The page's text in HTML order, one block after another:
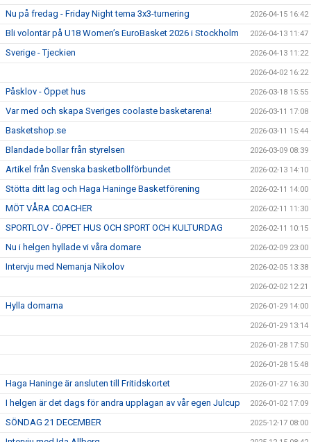
Nu på fredag - Friday Night tema 3x3-turnering 2026-04-15 16:42
Bli volontär på U18 Women’s EuroBasket 2026 i Stockholm 2026-04-13 11:47
Sverige - Tjeckien 2026-04-13 11:22
2026-04-02 16:22
Påsklov - Öppet hus 2026-03-18 15:55
Var med och skapa Sveriges coolaste basketarena! 2026-03-11 17:08
Basketshop.se 2026-03-11 15:44
Blandade bollar från styrelsen 2026-03-09 08:39
Artikel från Svenska basketbollförbundet 2026-02-13 14:10
Stötta ditt lag och Haga Haninge Basketförening 2026-02-11 14:00
MÖT VÅRA COACHER 2026-02-11 11:30
SPORTLOV - ÖPPET HUS OCH SPORT OCH KULTURDAG 2026-02-11 10:15
Nu i helgen hyllade vi våra domare 2026-02-09 23:00
Intervju med Nemanja Nikolov 2026-02-05 13:38
2026-02-02 12:21
Hylla domarna 2026-01-29 14:00
2026-01-29 13:14
2026-01-28 17:50
2026-01-28 15:48
Haga Haninge är ansluten till Fritidskortet 2026-01-27 16:30
I helgen är det dags för andra upplagan av vår egen Julcup 2026-01-02 17:09
SÖNDAG 21 DECEMBER 2025-12-17 08:00